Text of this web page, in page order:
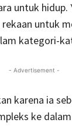
untuk hidup.
untuk
kategori-
- Advertisement -
karena ia
ke